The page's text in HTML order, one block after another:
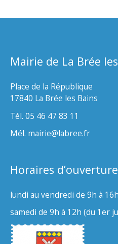
Mairie de La Brée
Place de la République
17840 La Brée les Bains
Tél. 05 46 47 83 11
Mél. mairie@labree.fr
Horaires
lundi au vendredi de 9h à
samedi de 9h à 12h (du 1er